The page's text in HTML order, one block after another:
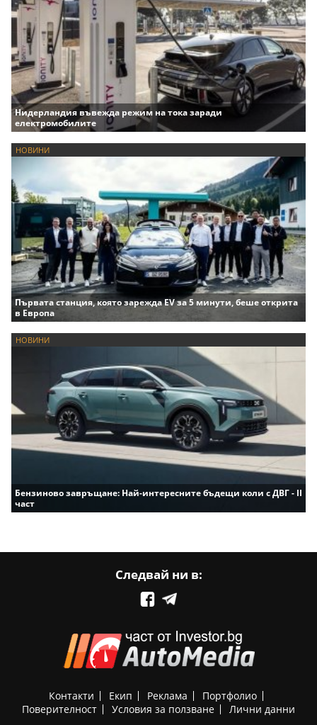
Нидерландия въвежда режим на тока заради
електромобилите
НОВИНИ
Първата станция, която зарежда EV за 5 минути, беше открита
в Европа
НОВИНИ
Бензиново завръщане: Най-интересните бъдещи коли с ДВГ - II
част
Следвай ни в:
Контакти Екип Реклама
Портфолио
Поверителност
Условия за ползване Лични данни